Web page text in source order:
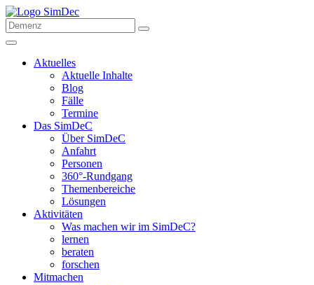
Aktuelles
Aktuelle Inhalte
Blog
Fälle
Termine
Das SimDeC
Über SimDeC
Anfahrt
Personen
360°-Rundgang
Themenbereiche
Lösungen
Aktivitäten
Was machen wir im SimDeC?
lernen
beraten
forschen
Mitmachen